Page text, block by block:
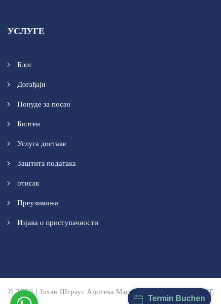
УСЛУГЕ
Блог
Догађаји
Понуде за посао
Билтен
Услуга доставе
Заштита података
отисак
Преузимања
Изјава о приступачности
© 2026 | Јохан Штраус Апотека Маг. пхарм. Мануел Вендл КГ
Termin Buchen